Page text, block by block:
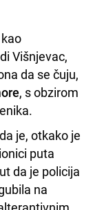
Višnjevac,
da se čuju,
, s obzirom
je, otkako je
puta
da je policija
na